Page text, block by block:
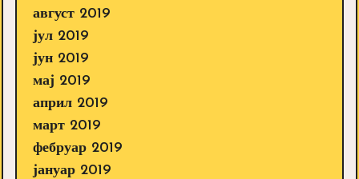
август 2019
јул 2019
јун 2019
мај 2019
април 2019
март 2019
фебруар 2019
јануар 2019